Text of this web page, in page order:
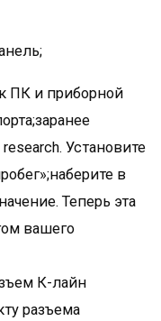
ПК и приборной
Установите
в
Теперь эта
вашего
К-лайн
разъема